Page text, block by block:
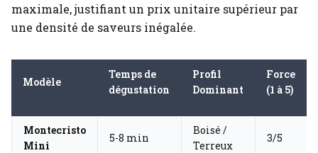
maximale, justifiant un prix unitaire supérieur par
une densité de saveurs inégalée.
Modèle
Temps de
dégustation
Profil
Dominant
Force
(1 à 5)
Montecristo
Mini
5-8 min
Boisé /
Terreux
3/5